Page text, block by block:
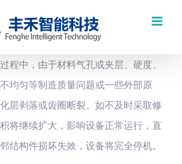
程中，由于材料气孔或夹层、硬度、
均匀等制造质量问题或一些外部原
层剥落或齿圈断裂。如不及时采取修
将继续扩大，影响设备正常运行，直
结构件损坏失效，设备将完全停机。